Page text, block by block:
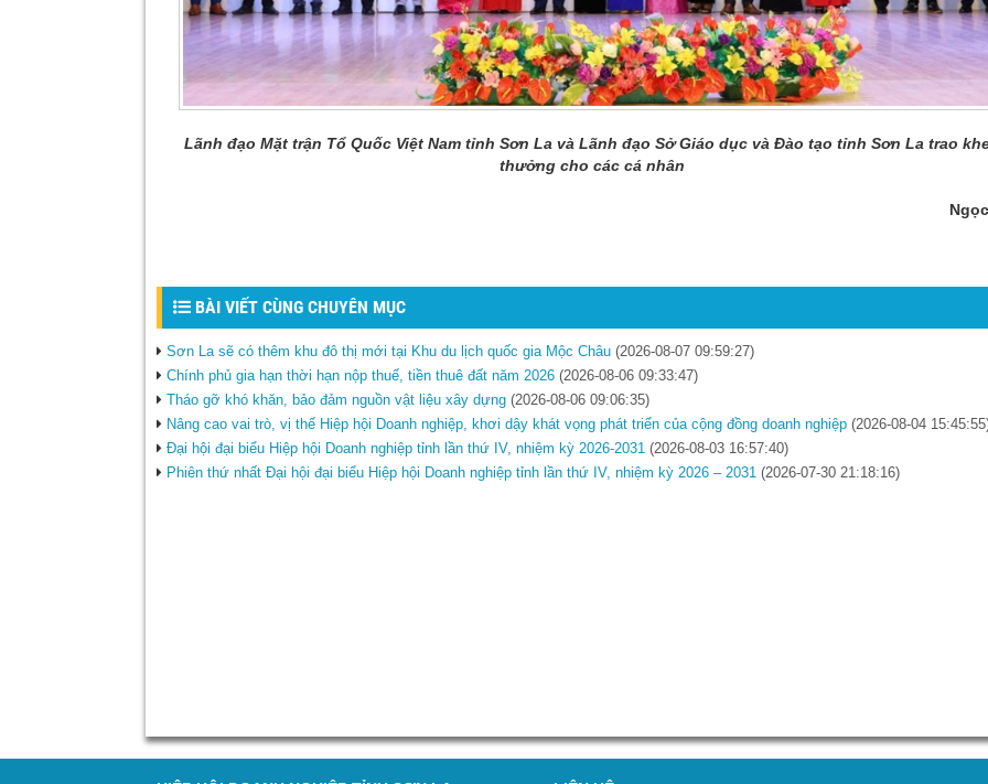
Lãnh đạo Mặt trận Tổ Quốc Việt Nam tỉnh Sơn La và Lãnh đạo Sở Giáo dục và Đào tạo tỉnh Sơn La trao
thưởng cho các cá nhân
BÀI VIẾT CÙNG CHUYÊN MỤC
Sơn La sẽ có thêm khu đô thị mới tại Khu du lịch quốc gia Mộc Châu (2026-08-07 09:59:27)
Chính phủ gia hạn thời hạn nộp thuế, tiền thuê đất năm 2026 (2026-08-06 09:33:47)
Tháo gỡ khó khăn, bảo đảm nguồn vật liệu xây dựng (2026-08-06 09:06:35)
Nâng cao vai trò, vị thế Hiệp hội Doanh nghiệp, khơi dậy khát vọng phát triển của cộng đồng doanh nghiệp (2026-08-04
Đại hội đại biểu Hiệp hội Doanh nghiệp tỉnh lần thứ IV, nhiệm kỳ 2026-2031 (2026-08-03 16:57:40)
Phiên thứ nhất Đại hội đại biểu Hiệp hội Doanh nghiệp tỉnh lần thứ IV, nhiệm kỳ 2026 – 2031 (2026-07-30 21:18:16)